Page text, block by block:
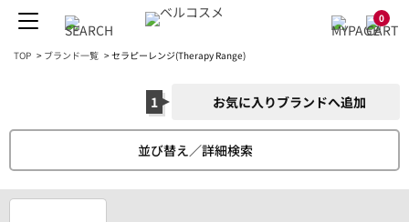
0
TOP > ブランド一覧 >セラピーレンジ(Therapy Range)
1 お気に入りブランドへ追加
並び替え／詳細検索